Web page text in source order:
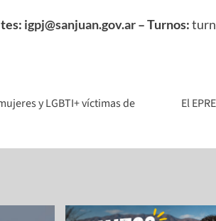
igpj@sanjuan.gov.ar– Turnos:
y LGBTI+ víctimas de
El